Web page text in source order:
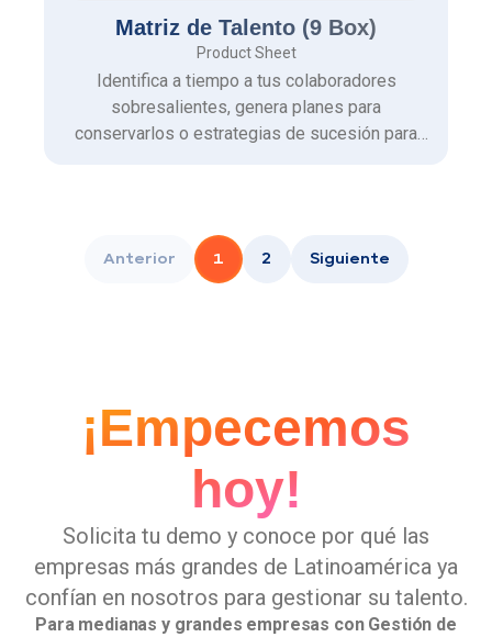
Matriz de Talento (9 Box)
Product Sheet
Identifica a tiempo a tus colaboradores
sobresalientes, genera planes para
conservarlos o estrategias de sucesión para
Anterior 1 2 Siguiente
¡Empecemos
hoy!
Solicita tu demo y conoce por qué las
empresas más grandes de Latinoamérica ya
confían en nosotros para gestionar su talento.
Para medianas y grandes empresas con Gestión de